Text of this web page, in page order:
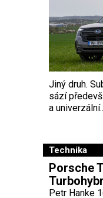
Jiný druh.
sází
a
Technika
Porsche
Petr Hanke